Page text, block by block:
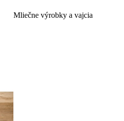
Mliečne výrobky a vajcia